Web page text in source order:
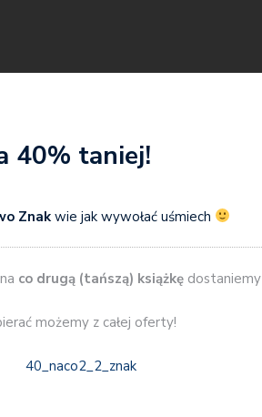
40% taniej!
Znakwie jak wywołać uśmiech
co drugą (tańszą) książkę dostaniemy
możemy z całej oferty!